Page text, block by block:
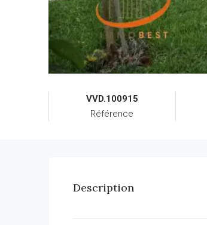
VVD.100915
Référence
Description